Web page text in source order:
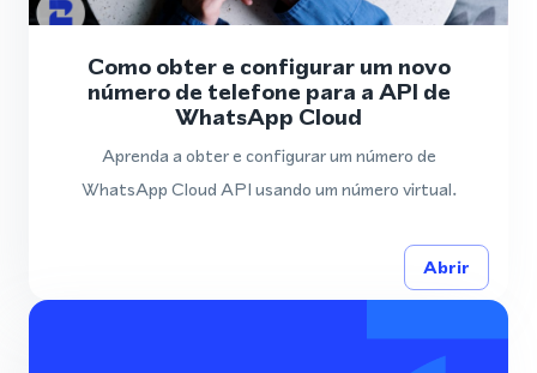
Como obter e configurar um novo
número de telefone para a API de
WhatsApp Cloud
Aprenda a obter e configurar um número de
WhatsApp Cloud API usando um número virtual.
Abrir